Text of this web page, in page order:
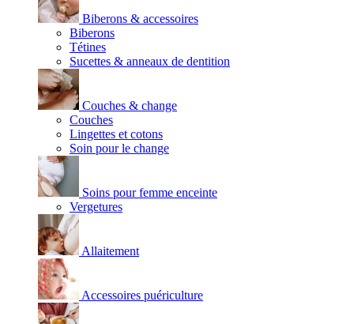
Biberons & accessoires
Biberons
Tétines
Sucettes & anneaux de dentition
Couches & change
Couches
Lingettes et cotons
Soin pour le change
Soins pour femme enceinte
Vergetures
Allaitement
Accessoires puériculture